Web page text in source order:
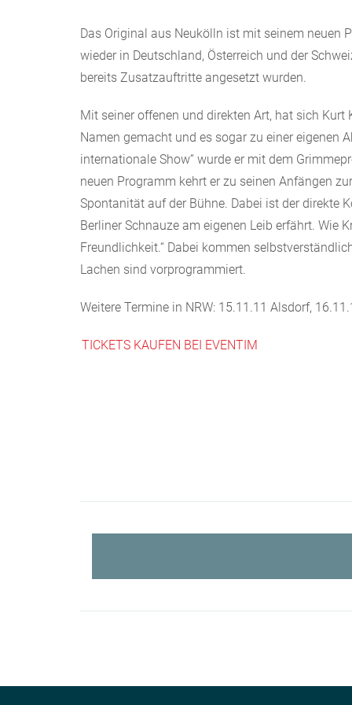
Das Original aus Neukölln ist mit seinem neuen
wieder in Deutschland, Österreich und der
bereits Zusatzauftritte angesetzt wurden.
Mit seiner offenen und direkten Art, hat sich
Namen gemacht und es sogar zu einer eigenen
internationale Show“ wurde er mit dem
neuen Programm kehrt er zu seinen Anfängen
Spontanität auf der Bühne. Dabei ist der direkte
Berliner Schnauze am eigenen Leib erfährt. Wie
Freundlichkeit.“ Dabei kommen
Lachen sind vorprogrammiert.
Weitere Termine in NRW: 15.11.11 Alsdorf,
TICKETS KAUFEN BEI EVENTIM